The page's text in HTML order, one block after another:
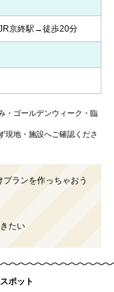
京終駅→徒歩20分
・ゴールデンウィーク・臨
現地・施設へご確認くださ
ランを作っちゃおう
たい
ポット